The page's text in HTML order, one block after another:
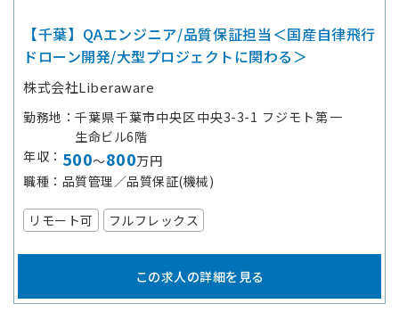
【千葉】QAエンジニア/品質保証担当＜国産自律飛行
ドローン開発/大型プロジェクトに関わる＞
株式会社Liberaware
勤務地
千葉県千葉市中央区中央3-3-1 フジモト第一
生命ビル6階
年収
500～800万円
職種
品質管理／品質保証(機械)
リモート可 フルフレックス
この求人の詳細を見る